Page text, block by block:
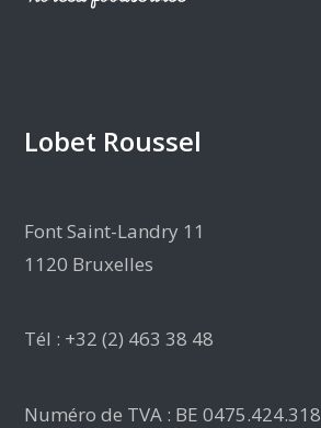
Lobet Roussel
Font Saint-Landry 11
1120 Bruxelles
Tél : +32 (2) 463 38 48
Numéro de TVA : BE 0475.424.318